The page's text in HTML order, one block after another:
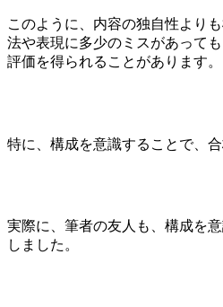
このように、内容の独自性より
法や表現に多少のミスがあって
評価を得られることがあります。
特に、構成を意識することで、
実際に、筆者の友人も、構成を
しました。